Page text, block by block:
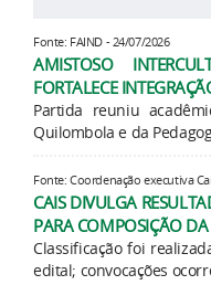
Fonte: FAIND - 24/07/2026
AMISTOSO
FORTALECE
Partida reuniu
Quilombola e da
Fonte: Coordenação executiva
CAIS DIVULGA
PARA COMPOSIÇÃO DA
Classificação foi
edital; convocações